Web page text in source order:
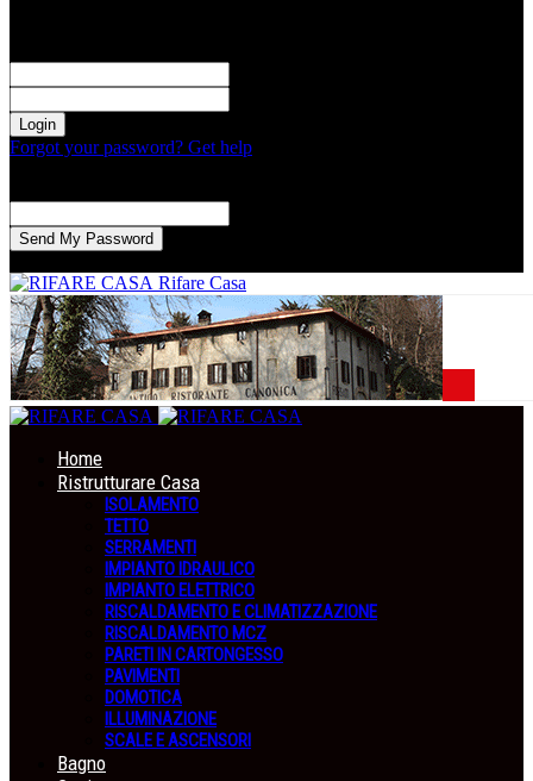
Forgot your password? Get help
Rifare Casa
Home
Ristrutturare Casa
ISOLAMENTO
TETTO
SERRAMENTI
IMPIANTO IDRAULICO
IMPIANTO ELETTRICO
RISCALDAMENTO E CLIMATIZZAZIONE
RISCALDAMENTO MCZ
PARETI IN CARTONGESSO
PAVIMENTI
DOMOTICA
ILLUMINAZIONE
SCALE E ASCENSORI
Bagno